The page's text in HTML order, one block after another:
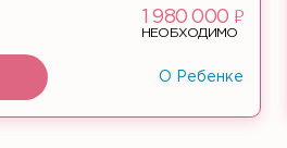
1 980 000 ф
НЕОБХОДИМО
О Ребенке